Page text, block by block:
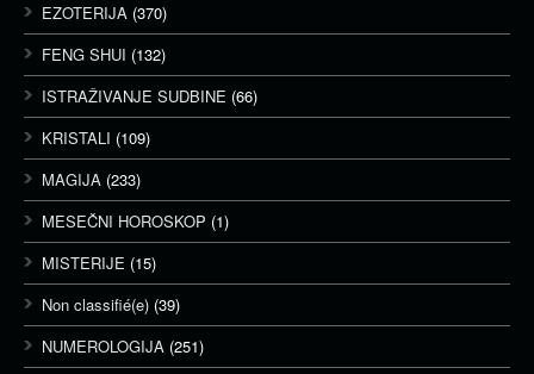
EZOTERIJA (370)
FENG SHUI (132)
ISTRAŽIVANJE SUDBINE (66)
KRISTALI (109)
MAGIJA (233)
MESEČNI HOROSKOP (1)
MISTERIJE (15)
Non classifié(e) (39)
NUMEROLOGIJA (251)